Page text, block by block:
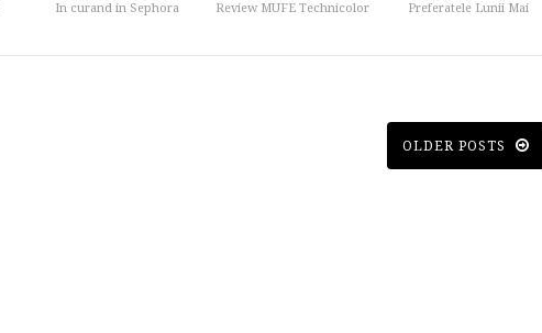
In curand in Sephora Review MUFE Technicolor Preferatele Lunii Mai
OLDER POSTS